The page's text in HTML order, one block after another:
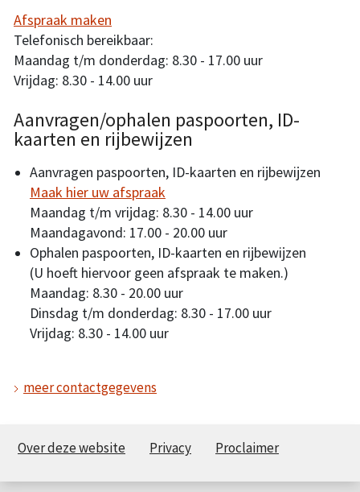
Afspraak maken
Telefonisch bereikbaar:
Maandag t/m donderdag: 8.30 - 17.00 uur
Vrijdag: 8.30 - 14.00 uur
Aanvragen/ophalen paspoorten, ID-
kaarten en rijbewijzen
Aanvragen paspoorten, ID-kaarten en rijbewijzen
Maak hier uw afspraak
Maandag t/m vrijdag: 8.30 - 14.00 uur
Maandagavond: 17.00 - 20.00 uur
Ophalen paspoorten, ID-kaarten en rijbewijzen
(U hoeft hiervoor geen afspraak te maken.)
Maandag: 8.30 - 20.00 uur
Dinsdag t/m donderdag: 8.30 - 17.00 uur
Vrijdag: 8.30 - 14.00 uur
meer contactgegevens
Over deze website Privacy Proclaimer